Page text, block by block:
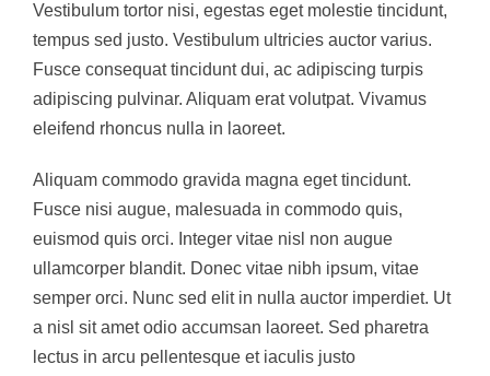
Vestibulum tortor nisi, egestas eget molestie tincidunt,
tempus sed justo. Vestibulum ultricies auctor varius.
Fusce consequat tincidunt dui, ac adipiscing turpis
adipiscing pulvinar. Aliquam erat volutpat. Vivamus
eleifend rhoncus nulla in laoreet.
Aliquam commodo gravida magna eget tincidunt.
Fusce nisi augue, malesuada in commodo quis,
euismod quis orci. Integer vitae nisl non augue
ullamcorper blandit. Donec vitae nibh ipsum, vitae
semper orci. Nunc sed elit in nulla auctor imperdiet. Ut
a nisl sit amet odio accumsan laoreet. Sed pharetra
lectus in arcu pellentesque et iaculis justo